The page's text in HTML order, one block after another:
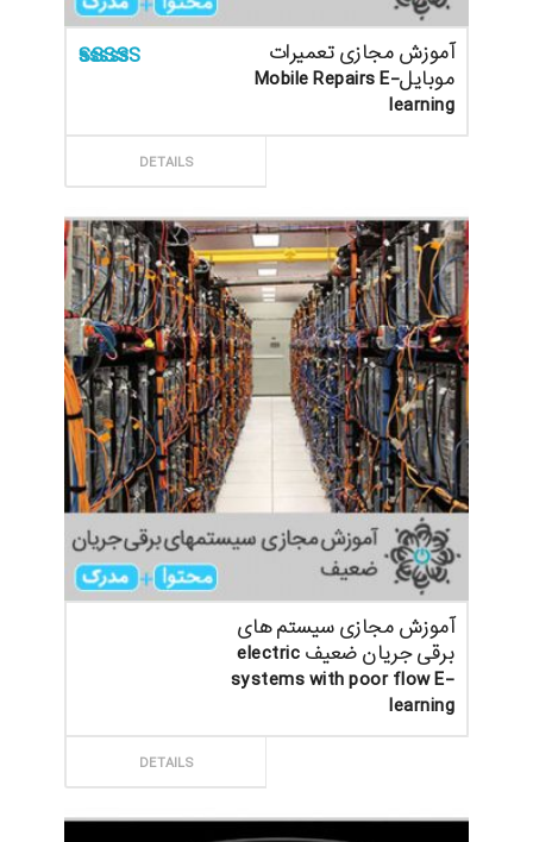
آموزش مجازی تعمیرات
موبایلMobile Repairs E-
learning
DETAILS
آموزش مجازی سیستم های
برقی جریان ضعیف electric
systems with poor flow E-
learning
DETAILS